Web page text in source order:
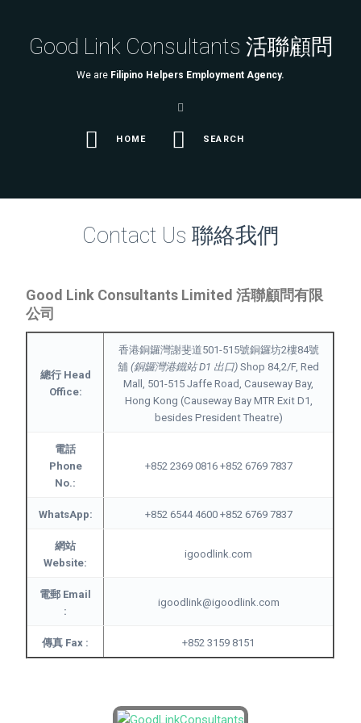
Good Link Consultants 活聯顧問
We are Filipino Helpers Employment Agency.
HOME SEARCH
Contact Us 聯絡我們
Good Link Consultants Limited 活聯顧問有限
公司
總行 Head
Office:
香港銅鑼灣謝斐道501-515號銅鑼坊2樓84號
舖(銅鑼灣港鐵站 D1 出口) Shop 84,2/F, Red
Mall, 501-515 Jaffe Road, Causeway Bay,
Hong Kong (Causeway Bay MTR Exit D1,
besides President Theatre)
電話
Phone
No.:
+852 2369 0816 +852 6769 7837
WhatsApp: +852 6544 4600 +852 6769 7837
網站
Website:
igoodlink.com
電郵 Email
:
igoodlink@igoodlink.com
傳真 Fax : +852 3159 8151